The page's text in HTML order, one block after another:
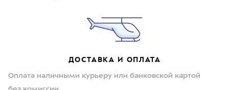
ДОСТАВКА И ОПЛАТА
Оплата наличными курьеру или банковской картой